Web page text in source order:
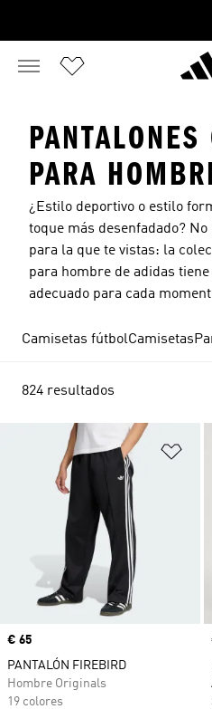
PARA
¿Estilo deportivo o estilo
toque más desenfadado?
para la que te vistas: la
para hombre de adidas
adecuado para cada
Camisetas fútbolCamisetas
824 resultados
Precio
€ 65
PANTALÓN FIREBIRD
Hombre Originals
19 colores